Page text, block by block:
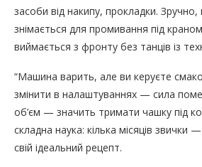
засоби від накипу, прокладки.
знімається для промивання під
виймається з фронту без танців із
“Машина варить, але ви керуєте
змінити в налаштуваннях — сила
об’єм — значить тримати чашку під
складна наука: кілька місяців звички
свій ідеальний рецепт.